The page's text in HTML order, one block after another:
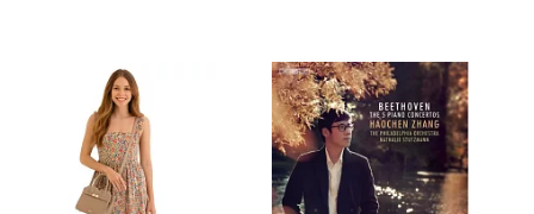
入間人間(43) 蕭中剛(43)
プレステージ出版（写真集）(41)
湖南文藝出版社(296)
石油工業出版社(296)
Zubin Mehta (2CD))